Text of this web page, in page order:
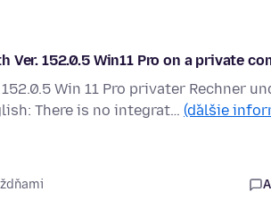
152.0.5 Win11 Pro on a private
Win 11 Pro privater Rechner
There is no integrat… (ďalšie